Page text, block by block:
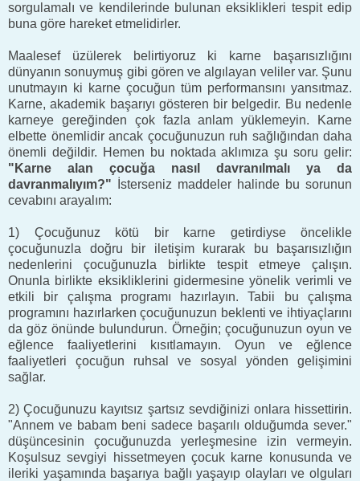
sorgulamalı ve kendilerinde bulunan eksiklikleri tespit edip
buna göre hareket etmelidirler.
Maalesef üzülerek belirtiyoruz ki karne başarısızlığını
dünyanın sonuymuş gibi gören ve algılayan veliler var. Şunu
unutmayın ki karne çocuğun tüm performansını yansıtmaz.
Karne, akademik başarıyı gösteren bir belgedir. Bu nedenle
karneye gereğinden çok fazla anlam yüklemeyin. Karne
elbette önemlidir ancak çocuğunuzun ruh sağlığından daha
önemli değildir. Hemen bu noktada aklımıza şu soru gelir:
"Karne alan çocuğa nasıl davranılmalı ya da
davranmalıyım?"
İsterseniz maddeler halinde bu sorunun
cevabını arayalım:
1) Çocuğunuz kötü bir karne getirdiyse öncelikle
çocuğunuzla doğru bir iletişim kurarak bu başarısızlığın
nedenlerini çocuğunuzla birlikte tespit etmeye çalışın.
Onunla birlikte eksikliklerini gidermesine yönelik verimli ve
etkili bir çalışma programı hazırlayın. Tabii bu çalışma
programını hazırlarken çocuğunuzun beklenti ve ihtiyaçlarını
da göz önünde bulundurun. Örneğin; çocuğunuzun oyun ve
eğlence faaliyetlerini kısıtlamayın. Oyun ve eğlence
faaliyetleri çocuğun ruhsal ve sosyal yönden gelişimini
sağlar.
2) Çocuğunuzu kayıtsız şartsız sevdiğinizi onlara hissettirin.
"Annem ve babam beni sadece başarılı olduğumda sever."
düşüncesinin çocuğunuzda yerleşmesine izin vermeyin.
Koşulsuz sevgiyi hissetmeyen çocuk karne konusunda ve
ileriki yaşamında başarıya bağlı yaşayıp olayları ve olguları